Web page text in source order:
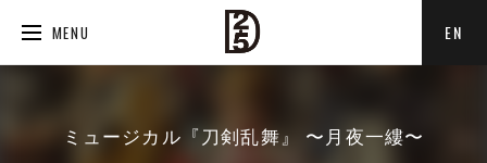
MENU EN
ミュージカル『刀剣乱舞』 〜月夜一縷〜